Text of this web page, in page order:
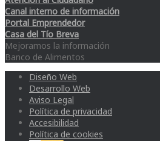
Canal interno de información
Portal Emprendedor
Casa del Tío Breva
Mejoramos la información
Banco de Alimentos
Diseño Web
Desarrollo Web
Aviso Legal
Política de privacidad
Accesibilidad
Política de cookies